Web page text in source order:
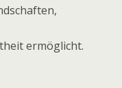
ermöglicht.